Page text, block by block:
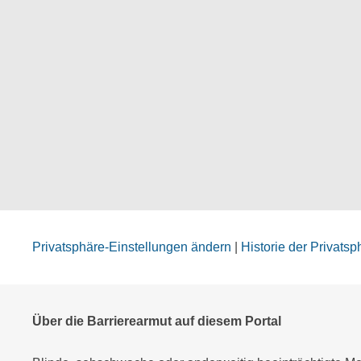
Privatsphäre-Einstellungen ändern Historie der
Über die Barrierearmut auf diesem Portal